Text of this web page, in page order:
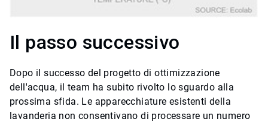
Il passo successivo
Dopo il successo del progetto di ottimizzazione
dell'acqua, il team ha subito rivolto lo sguardo alla
prossima sfida. Le apparecchiature esistenti della
lavanderia non consentivano di processare un numero